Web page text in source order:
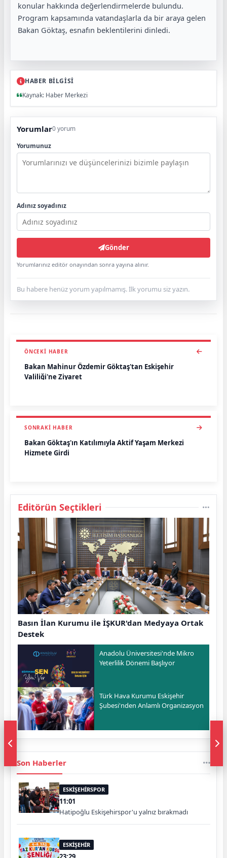
konular hakkında değerlendirmelerde bulundu.
Program kapsamında vatandaşlarla da bir araya gelen
Bakan Göktaş, esnafın beklentilerini dinledi.
HABER BİLGİSİ
Kaynak: Haber Merkezi
Yorumlar0 yorum
Yorumunuz
Adınız soyadınız
Gönder
Yorumlarınız editör onayından sonra yayına alınır.
Bu habere henüz yorum yapılmamış. İlk yorumu siz yazın.
ÖNCEKI HABER
Bakan Mahinur Özdemir Göktaş'tan Eskişehir
Valiliği'ne Ziyaret
SONRAKI HABER
Bakan Göktaş'ın Katılımıyla Aktif Yaşam Merkezi
Hizmete Girdi
Editörün Seçtikleri
Basın İlan Kurumu ile İŞKUR'dan Medyaya Ortak
Destek
Anadolu Üniversitesi'nde Mikro
Yeterlilik Dönemi Başlıyor
Türk Hava Kurumu Eskişehir
Şubesi'nden Anlamlı Organizasyon
Son Haberler
ESKİŞEHİRSPOR
11:01
Hatipoğlu Eskişehirspor'u yalnız bırakmadı
ESKİŞEHİR